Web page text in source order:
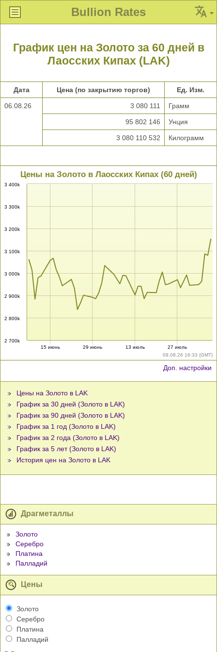
Bullion Rates
График цен на Золото за 60 дней в
Лаосских Кипах (LAK)
Дата Цена (по закрытию торгов) Ед. Изм.
06.08.26 3 080 111 Грамм
95 802 146 Унция
3 080 110 532 Килограмм
09.08.26 16:33 (GMT)
Цены на Золото в Лаосских Кипах (60 дней)
2 700k
2 800k
2 900k
3 000k
3 100k
3 200k
3 300k
3 400k
15 июнь 29 июнь 13 июль 27 июль
Доп. настройки
Цены на Золото в LAK
График за 30 дней (Золото в LAK)
График за 90 дней (Золото в LAK)
График за 1 год (Золото в LAK)
График за 2 года (Золото в LAK)
График за 5 лет (Золото в LAK)
История цен на Золото в LAK
Драгметаллы
Золото
Серебро
Платина
Палладий
Цены
Золото
Серебро
Платина
Палладий